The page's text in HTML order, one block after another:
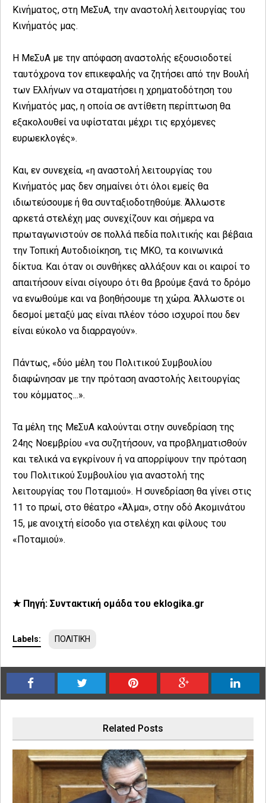
Κινήματος, στη ΜεΣυΑ, την αναστολή λειτουργίας του
Κινήματός μας.
Η ΜεΣυΑ με την απόφαση αναστολής εξουσιοδοτεί
ταυτόχρονα τον επικεφαλής να ζητήσει από την Βουλή
των Ελλήνων να σταματήσει η χρηματοδότηση του
Κινήματός μας, η οποία σε αντίθετη περίπτωση θα
εξακολουθεί να υφίσταται μέχρι τις ερχόμενες
ευρωεκλογές».
Και, εν συνεχεία, «η αναστολή λειτουργίας του
Κινήματός μας δεν σημαίνει ότι όλοι εμείς θα
ιδιωτεύσουμε ή θα συνταξιοδοτηθούμε. Άλλωστε
αρκετά στελέχη μας συνεχίζουν και σήμερα να
πρωταγωνιστούν σε πολλά πεδία πολιτικής και βέβαια
την Τοπική Αυτοδιοίκηση, τις ΜΚΟ, τα κοινωνικά
δίκτυα. Και όταν οι συνθήκες αλλάξουν και οι καιροί το
απαιτήσουν είναι σίγουρο ότι θα βρούμε ξανά το δρόμο
να ενωθούμε και να βοηθήσουμε τη χώρα. Άλλωστε οι
δεσμοί μεταξύ μας είναι πλέον τόσο ισχυροί που δεν
είναι εύκολο να διαρραγούν».
Πάντως, «δύο μέλη του Πολιτικού Συμβουλίου
διαφώνησαν με την πρόταση αναστολής λειτουργίας
του κόμματος...».
Τα μέλη της ΜεΣυΑ καλούνται στην συνεδρίαση της
24ης Νοεμβρίου «να συζητήσουν, να προβληματισθούν
και τελικά να εγκρίνουν ή να απορρίψουν την πρόταση
του Πολιτικού Συμβουλίου για αναστολή της
λειτουργίας του Ποταμιού». Η συνεδρίαση θα γίνει στις
11 το πρωί, στο θέατρο «Άλμα», στην οδό Ακομινάτου
15, με ανοιχτή είσοδο για στελέχη και φίλους του
«Ποταμιού».
★ Πηγή: Συντακτική ομάδα του eklogika.gr
Labels: ΠΟΛΙΤΙΚΗ
Related Posts